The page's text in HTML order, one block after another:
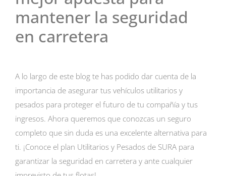
mantener la seguridad
en carretera
A lo largo de este blog te has podido dar cuenta de la
importancia de asegurar tus vehículos utilitarios y
pesados para proteger el futuro de tu compañía y tus
ingresos. Ahora queremos que conozcas un seguro
completo que sin duda es una excelente alternativa para
ti. ¡Conoce el plan Utilitarios y Pesados de SURA para
garantizar la seguridad en carretera y ante cualquier